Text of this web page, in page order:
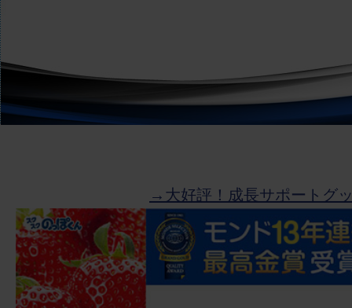
→大好評！成長サポートグ